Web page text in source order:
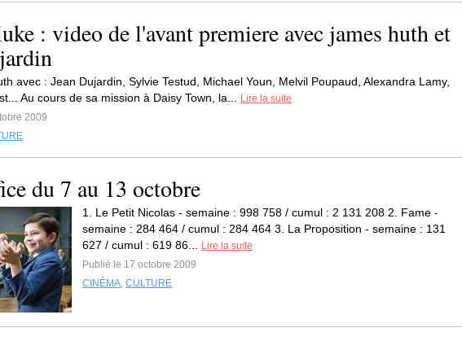
: video de l'avant premiere avec james huth et
avec : Jean Dujardin, Sylvie Testud, Michael Youn, Melvil Poupaud, Alexandra Lamy,
Au cours de sa mission à Daisy Town, la...
Lire la suite
2009
du 7 au 13 octobre
1. Le Petit Nicolas - semaine : 998 758 / cumul : 2 131 208 2. Fame -
semaine : 284 464 / cumul : 284 464 3. La Proposition - semaine : 131
627 / cumul : 619 86...
Lire la suite
Publié le 17 octobre 2009
CINÉMA, CULTURE